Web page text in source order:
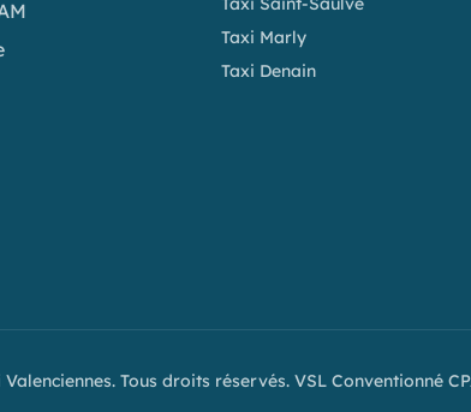
Taxi Marly
Taxi Denain
Tous droits réservés. VSL Conventionné